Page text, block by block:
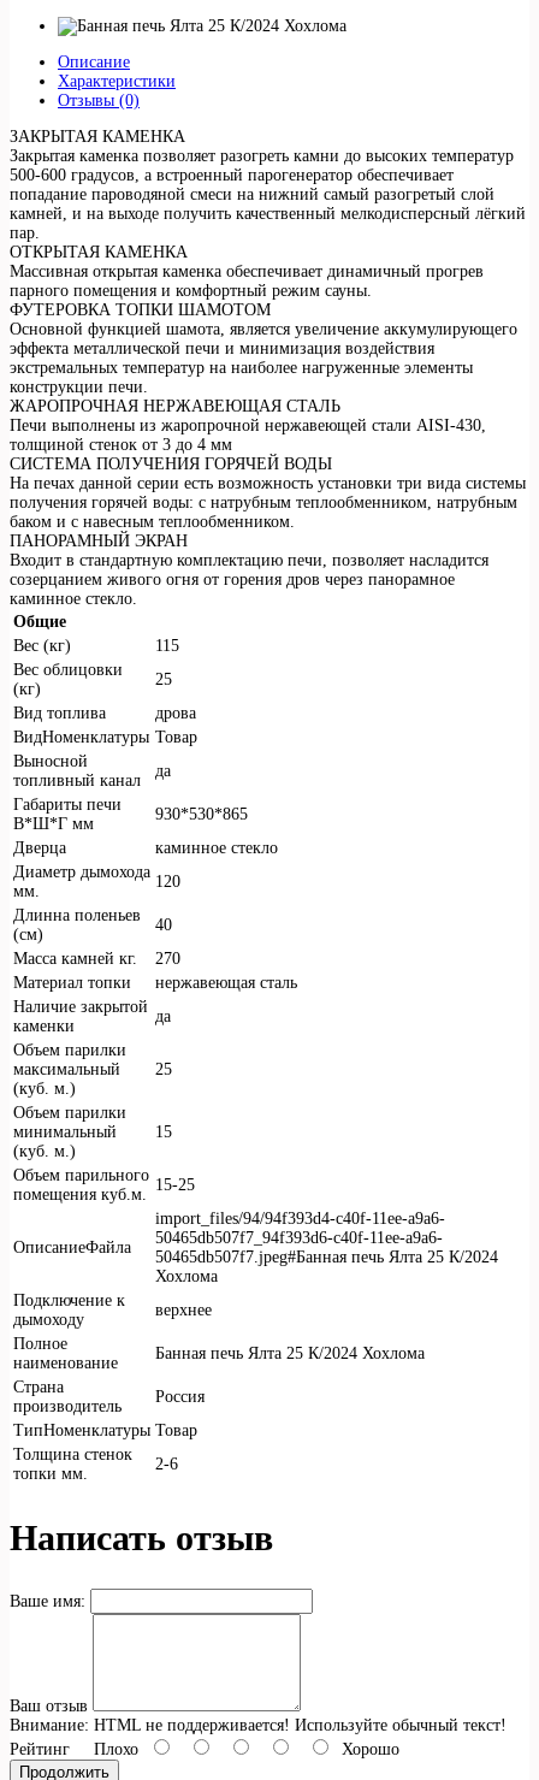
Описание
Характеристики
Отзывы (0)
ЗАКРЫТАЯ КАМЕНКА
Закрытая каменка позволяет разогреть камни до высоких температур
500-600 градусов, а встроенный парогенератор обеспечивает
попадание пароводяной смеси на нижний самый разогретый слой
камней, и на выходе получить качественный мелкодисперсный лёгкий
пар.
ОТКРЫТАЯ КАМЕНКА
Массивная открытая каменка обеспечивает динамичный прогрев
парного помещения и комфортный режим сауны.
ФУТЕРОВКА ТОПКИ ШАМОТОМ
Основной функцией шамота, является увеличение аккумулирующего
эффекта металлической печи и минимизация воздействия
экстремальных температур на наиболее нагруженные элементы
конструкции печи.
ЖАРОПРОЧНАЯ НЕРЖАВЕЮЩАЯ СТАЛЬ
Печи выполнены из жаропрочной нержавеющей стали AISI-430,
толщиной стенок от 3 до 4 мм
СИСТЕМА ПОЛУЧЕНИЯ ГОРЯЧЕЙ ВОДЫ
На печах данной серии есть возможность установки три вида системы
получения горячей воды: с натрубным теплообменником, натрубным
баком и с навесным теплообменником.
ПАНОРАМНЫЙ ЭКРАН
Входит в стандартную комплектацию печи, позволяет насладится
созерцанием живого огня от горения дров через панорамное
каминное стекло.
Общие
Вес (кг)
115
Вес облицовки
(кг)
25
Вид топлива
дрова
ВидНоменклатуры Товар
Выносной
топливный канал
да
Габариты печи
В*Ш*Г мм
930*530*865
Дверца
каминное стекло
Диаметр дымохода
мм.
120
Длинна поленьев
(см)
40
Масса камней кг.
270
Материал топки
нержавеющая сталь
Наличие закрытой
каменки
да
Объем парилки
максимальный
(куб. м.)
25
Объем парилки
минимальный
(куб. м.)
15
Объем парильного
помещения куб.м.
15-25
ОписаниеФайла
import_files/94/94f393d4-c40f-11ee-a9a6-
50465db507f7_94f393d6-c40f-11ee-a9a6-
50465db507f7.jpeg#Банная печь Ялта 25 К/2024
Хохлома
Подключение к
дымоходу
верхнее
Полное
наименование
Банная печь Ялта 25 К/2024 Хохлома
Страна
производитель
Россия
ТипНоменклатуры Товар
Толщина стенок
топки мм.
2-6
Написать отзыв
Ваше имя:
Ваш отзыв
Внимание: HTML не поддерживается! Используйте обычный текст!
Рейтинг Плохо
Хорошо
Продолжить